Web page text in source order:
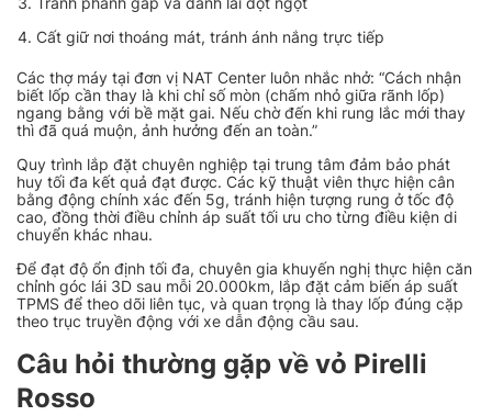
Cất giữ nơi thoáng mát, tránh ánh nắng trực tiếp
Các thợ máy tại đơn vị NAT Center luôn nhắc nhở: “Cách nhận
biết lốp cần thay là khi chỉ số mòn (chấm nhỏ giữa rãnh lốp)
ngang bằng với bề mặt gai. Nếu chờ đến khi rung lắc mới thay
thì đã quá muộn, ảnh hưởng đến an toàn.”
Quy trình lắp đặt chuyên nghiệp tại trung tâm đảm bảo phát
huy tối đa kết quả đạt được. Các kỹ thuật viên thực hiện cân
bằng động chính xác đến 5g, tránh hiện tượng rung ở tốc độ
cao, đồng thời điều chỉnh áp suất tối ưu cho từng điều kiện di
chuyển khác nhau.
Để đạt độ ổn định tối đa, chuyên gia khuyến nghị thực hiện căn
chỉnh góc lái 3D sau mỗi 20.000km, lắp đặt cảm biến áp suất
TPMS để theo dõi liên tục, và quan trọng là thay lốp đúng cặp
theo trục truyền động với xe dẫn động cầu sau.
Câu hỏi thường gặp về vỏ Pirelli
Rosso